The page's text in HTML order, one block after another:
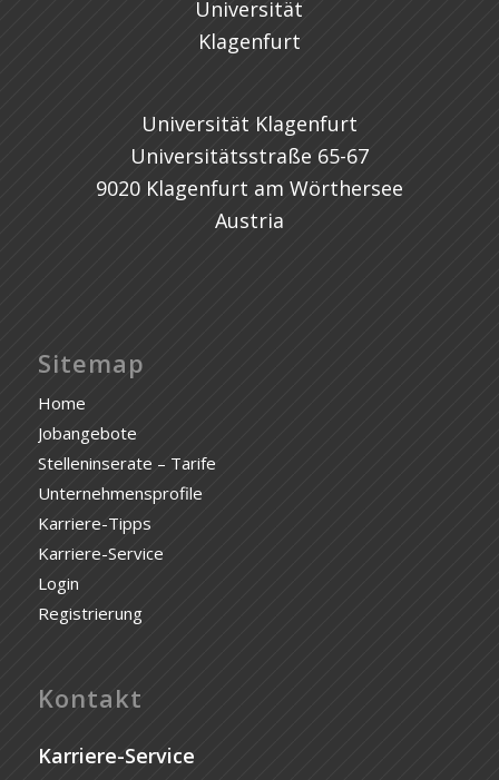
Universität Klagenfurt
Universitätsstraße 65-67
9020 Klagenfurt am Wörthersee
Austria
Sitemap
Home
Jobangebote
Stelleninserate – Tarife
Unternehmensprofile
Karriere-Tipps
Karriere-Service
Login
Registrierung
Kontakt
Karriere-Service